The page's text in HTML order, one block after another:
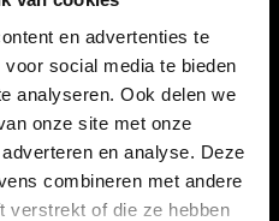
en advertenties te
social media te bieden
analyseren. Ook delen we
onze site met onze
en analyse. Deze
combineren met andere
verstrekt of die ze hebben
zoeken binnen de Omega-
en flights
gram dartpijlen worden
dartpijlen inclusief shafts en